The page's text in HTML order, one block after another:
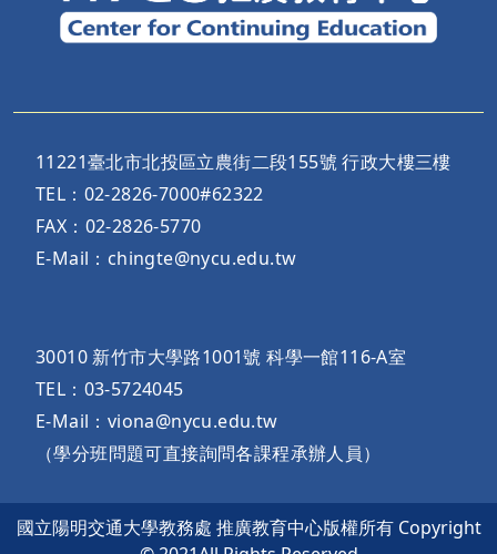
11221臺北市北投區立農街二段155號 行政大樓三樓
TEL：02-2826-7000#62322
FAX：02-2826-5770
E-Mail：chingte@nycu.edu.tw
30010 新竹市大學路1001號 科學一館116-A室
TEL：03-5724045
E-Mail：viona@nycu.edu.tw
（學分班問題可直接詢問各課程承辦人員）
國立陽明交通大學教務處 推廣教育中心版權所有 Copyright